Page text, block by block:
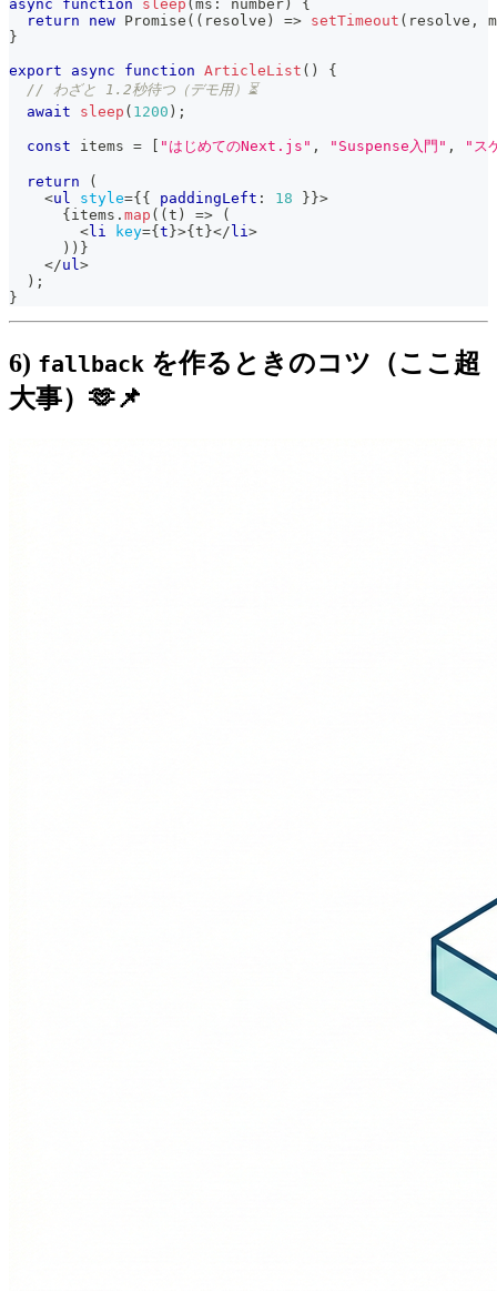
async function sleep ( ms : number )
{
return
new Promise ( ( resolve ) => setTimeout ( resolve ,
}
export
async function ArticleList ( )
{
// わざと 1.2秒待つ（デモ用）⏳
await
sleep ( 1200 ) ;
const items = "はじめてのNext.js" , "Suspense入門" , "ス
return
(
<ul style={ { paddingLeft : 18 } }>
{ items . map ( ( t ) =>
(
<li key={ t }>{ t }</ li>
) ) }
</ul>
) ;
}
6) fallback を作るときのコツ（ここ超
大事）🫶📌